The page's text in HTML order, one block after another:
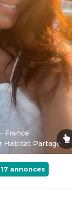
France
Habitat Partagé
annonces